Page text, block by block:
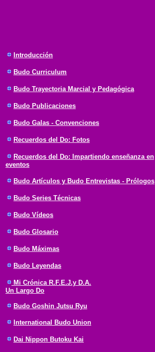
Introducción
Budo Curriculum
Budo Trayectoria Marcial y Pedagógica
Budo Publicaciones
Budo Galas - Convenciones
Recuerdos del Do: Fotos
Recuerdos del Do: Impartiendo enseñanza en
eventos
Budo Artículos y Budo Entrevistas - Prólogos
Budo Series Técnicas
Budo Vídeos
Budo Glosario
Budo Máximas
Budo Leyendas
Mi Crónica R.F.E.J.y D.A.
Un Largo Do
Budo Goshin Jutsu Ryu
International Budo Union
Dai Nippon Butoku Kai